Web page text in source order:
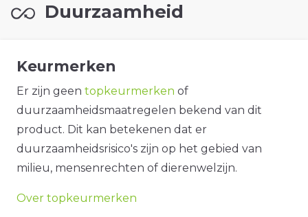
Duurzaamheid
Keurmerken
Er zijn geen topkeurmerken of
duurzaamheidsmaatregelen bekend van dit
product. Dit kan betekenen dat er
duurzaamheidsrisico's zijn op het gebied van
milieu, mensenrechten of dierenwelzijn.
Over topkeurmerken